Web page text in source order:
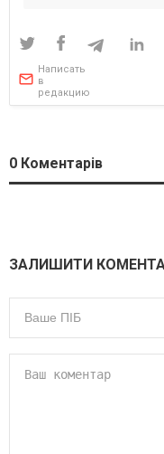
Написать
в
редакцию
0 Коментарів
ЗАЛИШИТИ